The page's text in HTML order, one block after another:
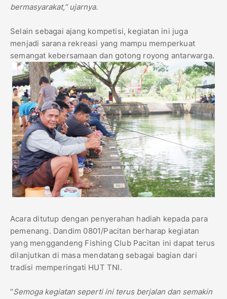
bermasyarakat,” ujarnya.
Selain sebagai ajang kompetisi, kegiatan ini juga
menjadi sarana rekreasi yang mampu memperkuat
semangat kebersamaan dan gotong royong antarwarga.
Acara ditutup dengan penyerahan hadiah kepada para
pemenang. Dandim 0801/Pacitan berharap kegiatan
yang menggandeng Fishing Club Pacitan ini dapat terus
dilanjutkan di masa mendatang sebagai bagian dari
tradisi memperingati HUT TNI.
“Semoga kegiatan seperti ini terus berjalan dan semakin